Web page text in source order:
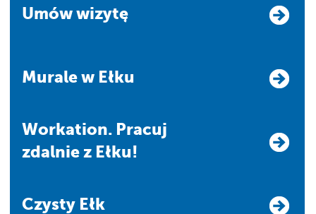
Umów wizytę
Murale w Ełku
Workation. Pracuj
zdalnie z Ełku!
Czysty Ełk